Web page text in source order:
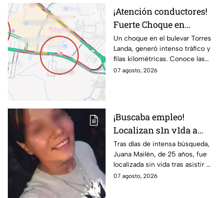
¡Atención conductores!
Fuerte Choque en
Torres Landa provoca
filas kilométricas a esta
altura
Un choque en el bulevar Torres
Landa, generó intenso tráfico y
filas kilométricas. Conoce las
vías alternas.
07 agosto, 2026
¡Buscaba empleo!
Localizan s1n v1da a
joven de 25 años que
acudió a entrevista de
trabajo falsa
Tras días de intensa búsqueda,
Juana Mailén, de 25 años, fue
localizada sin vida tras asistir a
una supuesta oferta laboral en
07 agosto, 2026